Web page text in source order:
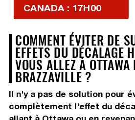
CANADA : 17H00
COMMENT ÉVITER DE
EFFETS DU DÉCALAGE
VOUS ALLEZ À
BRAZZAVILLE ?
Il n'y a pas de solution pour
complètement l'effet du